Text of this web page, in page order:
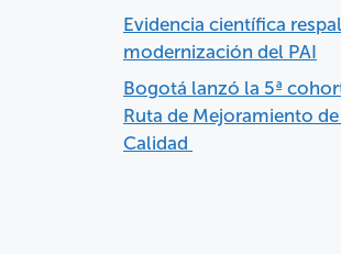
Evidencia científica
modernización del PAI
Bogotá lanzó la 5ª
Ruta de Mejoramiento
Calidad